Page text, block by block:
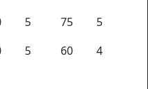
5 75
5
5 60
4